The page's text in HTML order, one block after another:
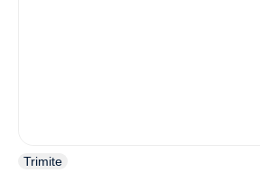
Trimite